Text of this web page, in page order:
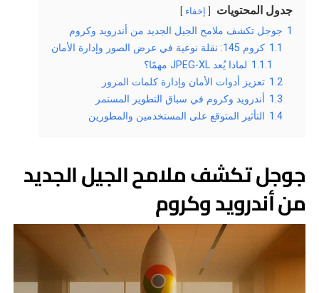
جدول المحتويات إخفاء
1 جوجل تكشف ملامح الجيل الجديد من أندرويد وكروم
1.1 كروم 145: نقلة نوعية في عرض الصور وإدارة الأمان
1.1.1 لماذا يُعد JPEG-XL مهمًا؟
1.2 تعزيز أدوات الأمان وإدارة كلمات المرور
1.3 أندرويد وكروم في سباق التطوير المستمر
1.4 التأثير المتوقع على المستخدمين والمطورين
جوجل تكشف ملامح الجيل الجديد
من أندرويد وكروم